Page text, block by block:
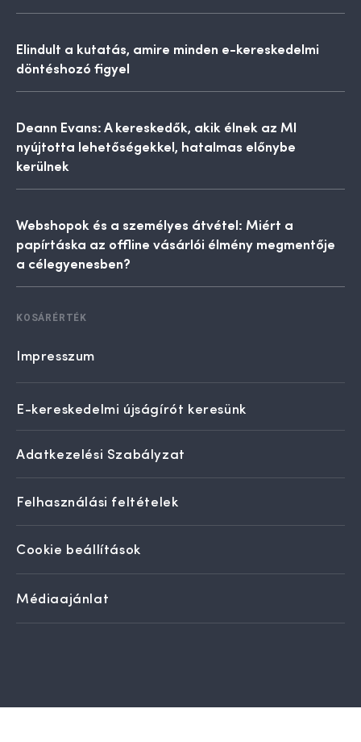
Elindult a kutatás, amire minden e-kereskedelmi
döntéshozó figyel
Deann Evans: A kereskedők, akik élnek az MI
nyújtotta lehetőségekkel, hatalmas előnybe
kerülnek
Webshopok és a személyes átvétel: Miért a
papírtáska az offline vásárlói élmény megmentője
a célegyenesben?
KOSÁRÉRTÉK
Impresszum
E-kereskedelmi újságírót keresünk
Adatkezelési Szabályzat
Felhasználási feltételek
Cookie beállítások
Médiaajánlat